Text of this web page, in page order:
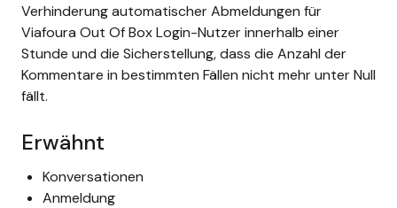
Verhinderung automatischer Abmeldungen für
Viafoura Out Of Box Login-Nutzer innerhalb einer
Stunde und die Sicherstellung, dass die Anzahl der
Kommentare in bestimmten Fällen nicht mehr unter Null
fällt.
Erwähnt
Konversationen
Anmeldung